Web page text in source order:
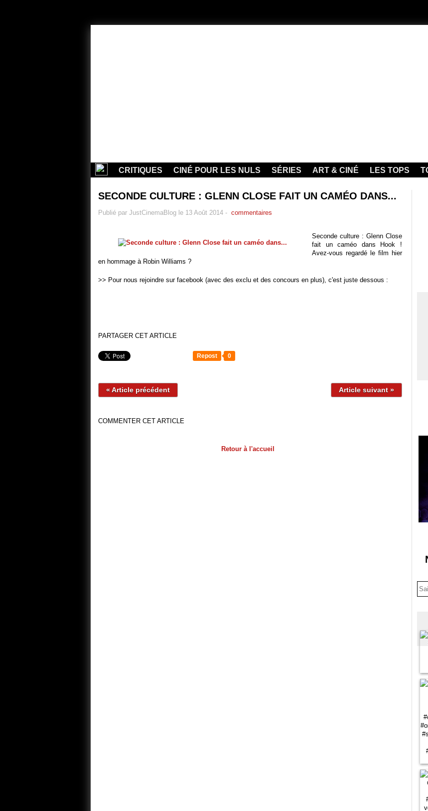
CRITIQUES CINÉ POUR LES NULS SÉRIES ART & CINÉ LES TOPS
SECONDE CULTURE : GLENN CLOSE FAIT UN CAMÉO DANS...
Publié par JustCinemaBlog le 13 Août 2014 - commentaires
Seconde culture : Glenn Close
fait un caméo dans Hook !
Avez-vous regardé le film hier
en hommage à Robin Williams ?
>> Pour nous rejoindre sur facebook (avec des exclu et des concours en plus), c'est juste dessous :
PARTAGER CET ARTICLE
Repost 0
« Article précédent Article suivant »
COMMENTER CET ARTICLE
Retour à l'accueil